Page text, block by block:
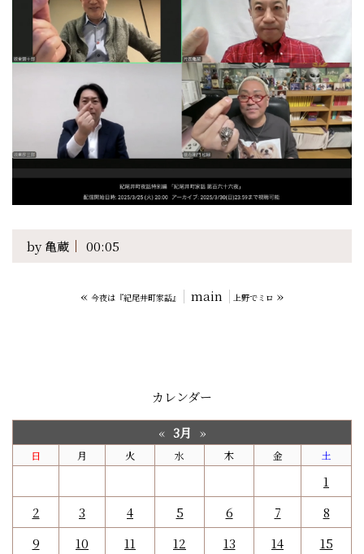
by亀蔵 00:05
« 今夜は『紀尾井町家話』 main 上野でミロ »
カレンダー
« 3月 »
日 月 火 水 木 金 土
1
2
3 4 5 6 7
8
9
10 11 12 13 14 15